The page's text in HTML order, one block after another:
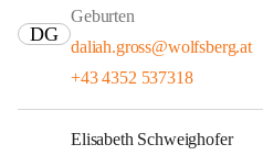
DG
Geburten
daliah.gross@wolfsberg.at
+43 4352 537318
Elisabeth Schweighofer